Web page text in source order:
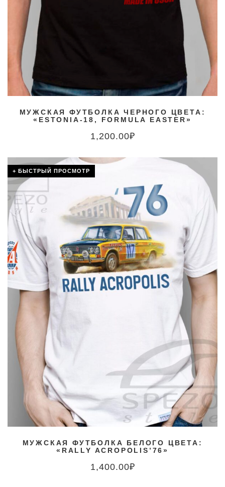
МУЖСКАЯ ФУТБОЛКА ЧЕРНОГО ЦВЕТА:
«ESTONIA-18, FORMULA EASTER»
1,200.00₽
+ БЫСТРЫЙ ПРОСМОТР
МУЖСКАЯ ФУТБОЛКА БЕЛОГО ЦВЕТА:
«RALLY ACROPOLIS’76»
1,400.00₽